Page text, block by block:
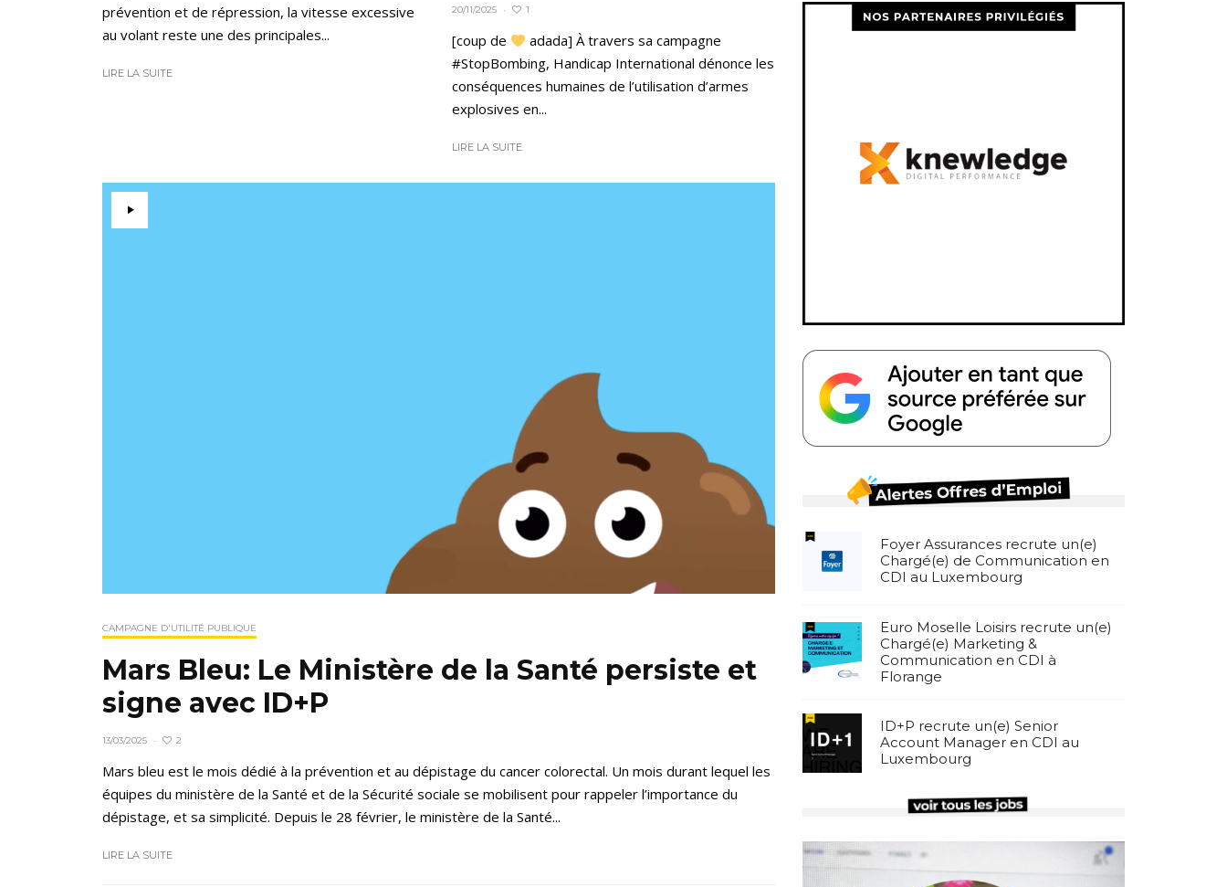
prévention et de répression, la vitesse excessive
au volant reste une des principales...
LIRE LA SUITE
20/11/2025 · 1
[coup de
adada] À travers sa campagne
#StopBombing, Handicap International dénonce les
conséquences humaines de l’utilisation d’armes
explosives en...
LIRE LA SUITE
CAMPAGNE D'UTILITÉ PUBLIQUE
Mars Bleu: Le Ministère de la Santé persiste et
signe avec ID+P
13/03/2025 · 2
Mars bleu est le mois dédié à la prévention et au dépistage du cancer colorectal. Un mois durant lequel les
équipes du ministère de la Santé et de la Sécurité sociale se mobilisent pour rappeler l’importance du
dépistage, et sa simplicité. Depuis le 28 février, le ministère de la Santé...
LIRE LA SUITE
Foyer Assurances recrute un(e)
Chargé(e) de Communication en
CDI au Luxembourg
Euro Moselle Loisirs recrute un(e)
Chargé(e) Marketing &
Communication en CDI à
Florange
ID+P recrute un(e) Senior
Account Manager en CDI au
Luxembourg